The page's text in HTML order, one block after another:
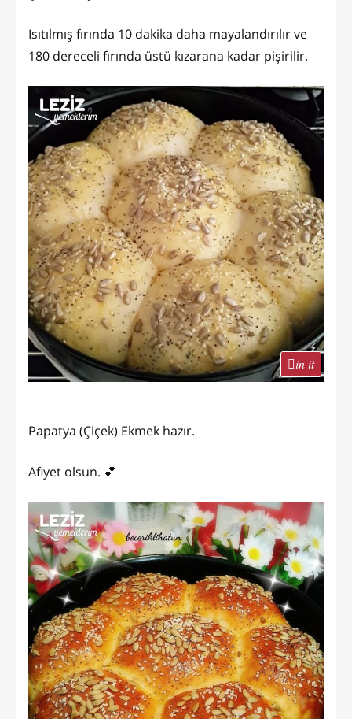
Isıtılmış fırında 10 dakika daha mayalandırılır ve
180 dereceli fırında üstü kızarana kadar pişirilir.
in it
Papatya (Çiçek) Ekmek hazır.
Afiyet olsun. 💕